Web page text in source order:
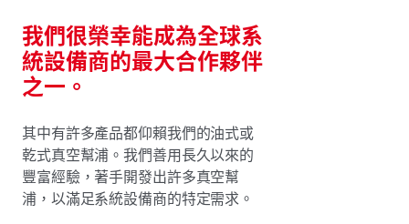
我們很榮幸能成為全球系
統設備商的最大合作夥伴
之一。
其中有許多產品都仰賴我們的油式或
乾式真空幫浦。我們善用長久以來的
豐富經驗，著手開發出許多真空幫
浦，以滿足系統設備商的特定需求。